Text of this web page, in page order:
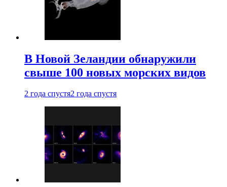
В Новой Зеландии обнаружили
свыше 100 новых морских видов
2 года спустя2 года спустя